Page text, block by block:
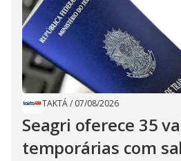
TAKTÁ/ 07/08/2026
Seagri oferece 35
temporárias com